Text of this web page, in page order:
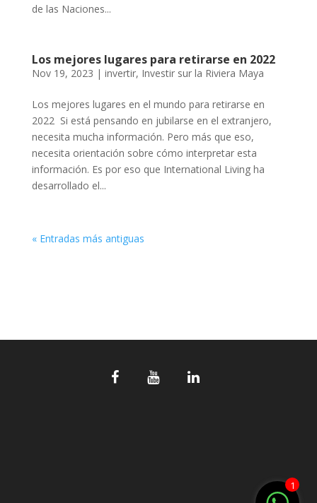
de las Naciones...
Los mejores lugares para retirarse en 2022
Nov 19, 2023 | invertir, Investir sur la Riviera Maya
Los mejores lugares en el mundo para retirarse en
2022 Si está pensando en jubilarse en el extranjero,
necesita mucha información. Pero más que eso,
necesita orientación sobre cómo interpretar esta
información. Es por eso que International Living ha
desarrollado el...
« Entradas más antiguas
1